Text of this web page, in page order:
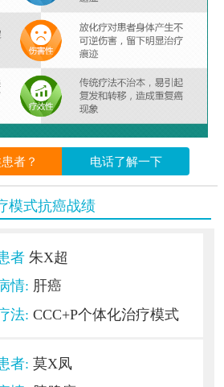
者？ 电话了解一下
模式抗癌战绩
者 朱X超
情: 肝癌
法: CCC+P个体化治疗模式
者: 莫X凤